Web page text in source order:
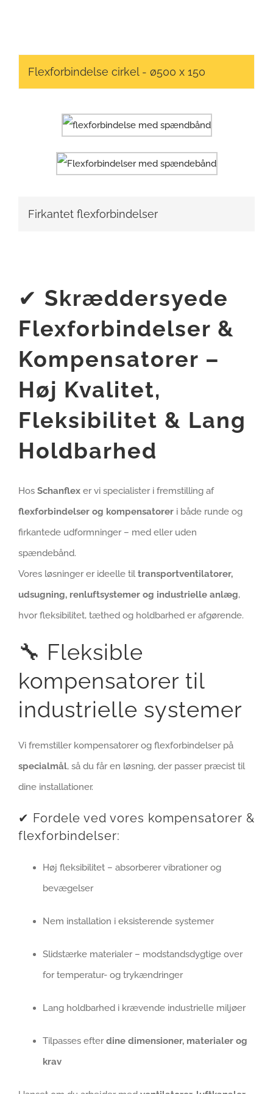
Flexforbindelse cirkel - ø500 x 150
Firkantet flexforbindelser
✔ Skræddersyede
Flexforbindelser &
Kompensatorer –
Høj Kvalitet,
Fleksibilitet & Lang
Holdbarhed
Hos Schanflex er vi specialister i fremstilling af
flexforbindelser og kompensatorer i både runde og
firkantede udformninger – med eller uden
spændebånd.
Vores løsninger er ideelle tiltransportventilatorer,
udsugning, renluftsystemer og industrielle anlæg,
hvor fleksibilitet, tæthed og holdbarhed er afgørende.
🔧 Fleksible
kompensatorer til
industrielle systemer
Vi fremstiller kompensatorer og flexforbindelser på
specialmål, så du får en løsning, der passer præcist til
dine installationer.
✔ Fordele ved vores kompensatorer &
flexforbindelser:
Høj fleksibilitet – absorberer vibrationer og
bevægelser
Nem installation i eksisterende systemer
Slidstærke materialer – modstandsdygtige over
for temperatur- og trykændringer
Lang holdbarhed i krævende industrielle miljøer
Tilpasses efterdine dimensioner, materialer og
krav